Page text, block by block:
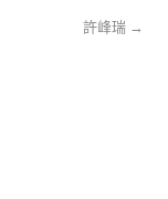
許峰瑞→